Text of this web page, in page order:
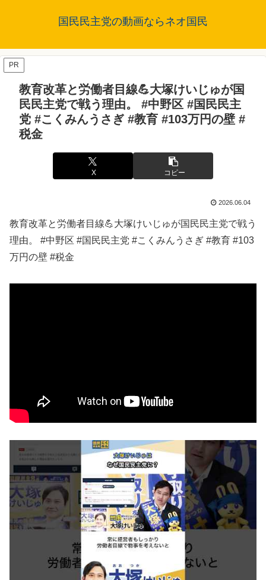
国民民主党の動画ならネオ国民
PR
教育改革と労働者目線💪大塚けいじゅが国
民民主党で戦う理由。 #中野区 #国民民主
党 #こくみんうさぎ #教育 #103万円の壁 #
税金
X コピー
2026.06.04
教育改革と労働者目線💪大塚けいじゅが国民民主党で戦う
理由。 #中野区 #国民民主党 #こくみんうさぎ #教育 #103
万円の壁 #税金